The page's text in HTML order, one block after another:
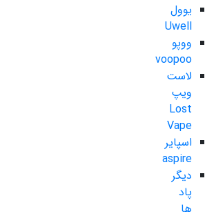
یوول
Uwell
ووپو
voopoo
لاست
ویپ
Lost
Vape
اسپایر
aspire
دیگر
پاد
ها